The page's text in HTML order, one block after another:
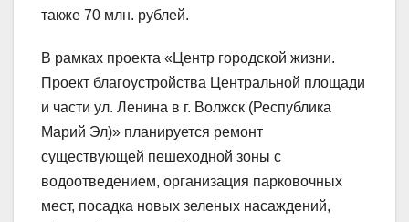
также 70 млн. рублей.
В рамках проекта «Центр городской жизни.
Проект благоустройства Центральной площади
и части ул. Ленина в г. Волжск (Республика
Марий Эл)» планируется ремонт
существующей пешеходной зоны с
водоотведением, организация парковочных
мест, посадка новых зеленых насаждений,